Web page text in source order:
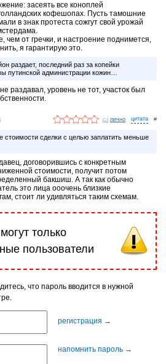
засеять все коноплей
кофешопах. Пусть тамошние
в знак протеста сожгут свой урожай
чем от гречки, и настроение поднимется,
я гарантирую это.
раздает, последний раз за копейки
путинской администрации кожин…
раздавал, уровень не тот, участок был
лично #
стоимости сделки с целью заплатить меньше
договорившись с конкретным
стоимости, получит потом
бакшиш. А так как обычно
это лица ооочень близкие
стоит ли удивляться таким схемам.
только
пользователи
что пароль вводится в нужной
регистрация →
напомнить пароль →